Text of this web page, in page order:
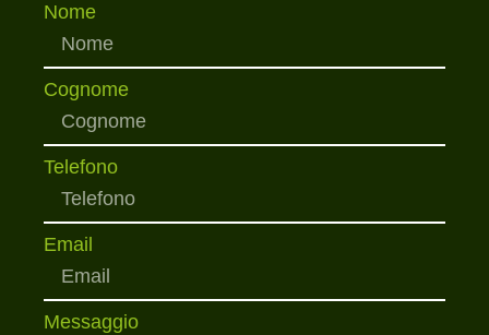
Nome
Cognome
Telefono
Email
Messaggio